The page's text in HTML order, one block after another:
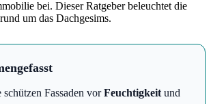
bei. Dieser Ratgeber beleuchtet die
um das Dachgesims.
schützen Fassaden vorFeuchtigkeitund